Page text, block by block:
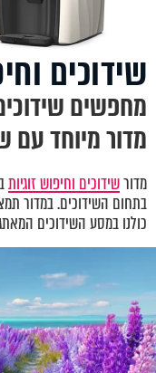
שידוכים
מחפשים
מדור מיוחד עם
מדורשידוכים וחיפוש זוגיות
בתחום השידוכים. במדור
כולנו במסע השידוכים